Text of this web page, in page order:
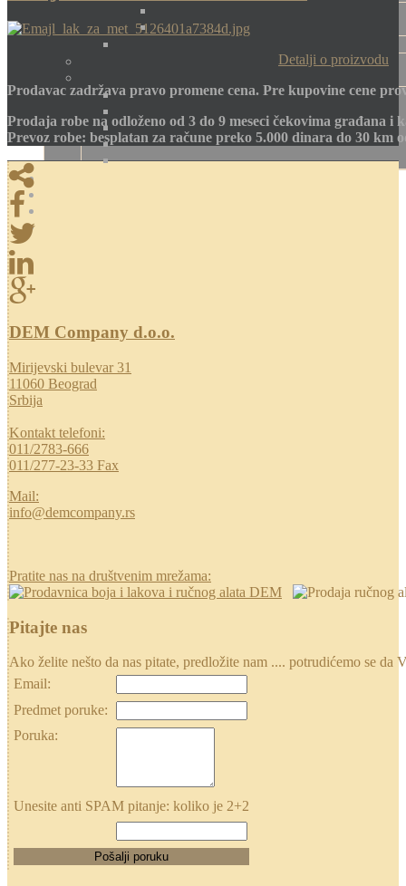
Detalji o proizvodu
Prodavac zadržava pravo promene cena. Pre kupovine cene
Prodaja robe na odloženo od 3 do 9 meseci čekovima građana i
Prevoz robe: besplatan za račune preko 5.000 dinara do 30 km
DEM Company d.o.o.
Mirijevski bulevar 31
11060 Beograd
Srbija
Kontakt telefoni:
011/2783-666
011/277-23-33 Fax
Mail:
info@demcompany.rs
Pratite nas na društvenim mrežama:
Pitajte nas
Ako želite nešto da nas pitate, predložite nam .... potrudićemo se
Email:
Predmet poruke:
Poruka:
Unesite anti SPAM pitanje: koliko je 2+2